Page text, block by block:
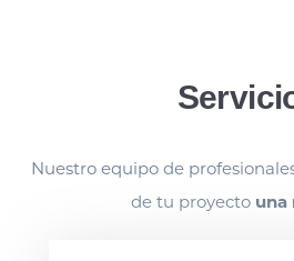
Nuestro equipo de
de tu proyecto una